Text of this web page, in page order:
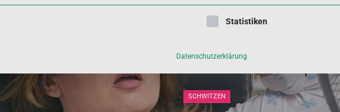
SCHWITZEN
die eine Einwilligung erteilt werden kann. Die erste Service-Gruppe ist
Statistiken
Datenschutzerklärung